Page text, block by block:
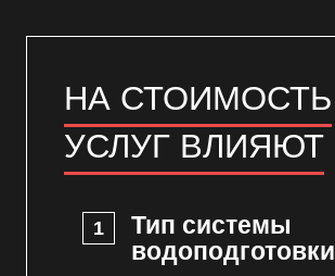
НА СТОИМОСТЬ
УСЛУГ ВЛИЯЮТ
Тип системы
водоподготовки